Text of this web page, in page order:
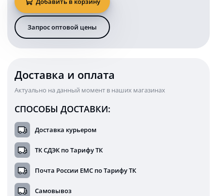
балка
90
38
см
на
света
KARAVAN-
BL121390C
Запрос оптовой цены
Доставка и оплата
Актуально на данный момент в наших магазинах
СПОСОБЫ ДОСТАВКИ:
Доставка курьером
ТК СДЭК по Тарифу ТК
Почта России ЕМС по Тарифу ТК
Самовывоз